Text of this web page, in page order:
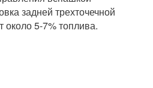
задней трехточечной
около 5-7% топлива.